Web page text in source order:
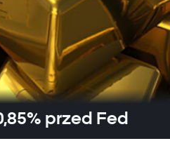
przed Fed